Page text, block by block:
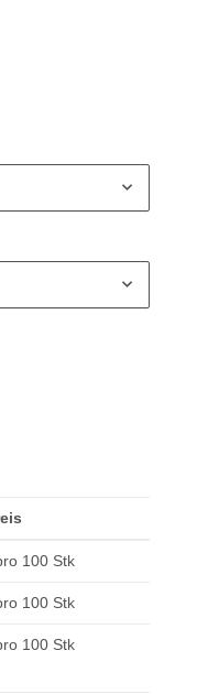
100 Stk
100 Stk
100 Stk